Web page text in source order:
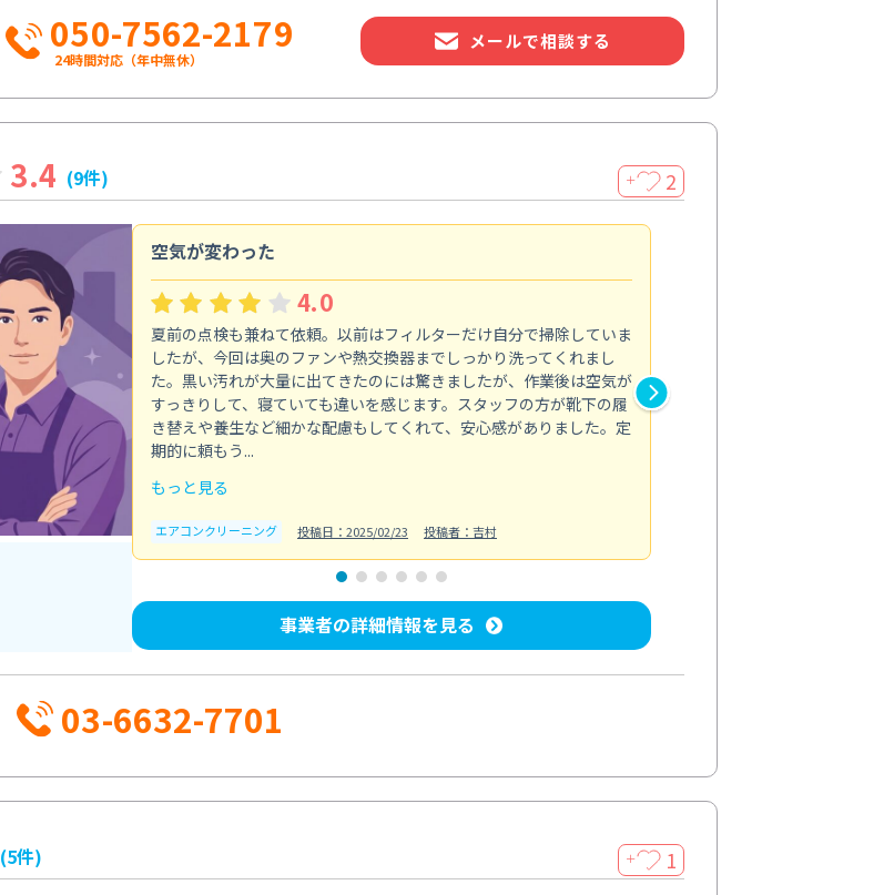
050-7562-2179
24時間対応（年中無休）
メールで相談する
3.4 (9件) ＋ 2
空気が変わった
4.0
夏前の点検も兼ねて依頼。以前はフィルターだけ自分で掃除していま
したが、今回は奥のファンや熱交換器までしっかり洗ってくれまし
た。黒い汚れが大量に出てきたのには驚きましたが、作業後は空気が
すっきりして、寝ていても違いを感じます。スタッフの方が靴下の履
き替えや養生など細かな配慮もしてくれて、安心感がありました。定
期的に頼もう...
もっと見る
エアコンクリーニング 投稿日：2025/02/23 投稿者：吉村
事業者の詳細情報を見る
03-6632-7701
(5件) ＋ 1